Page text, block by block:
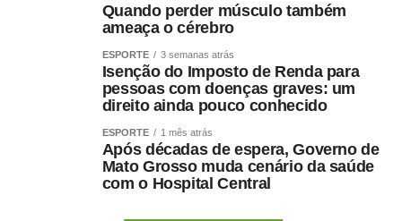
Quando perder músculo também
ameaça o cérebro
ESPORTE 3 semanas atrás
Isenção do Imposto de Renda para
pessoas com doenças graves: um
direito ainda pouco conhecido
ESPORTE 1 mês atrás
Após décadas de espera, Governo de
Mato Grosso muda cenário da saúde
com o Hospital Central